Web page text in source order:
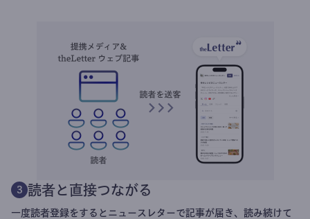
3 読者と直接つながる
一度読者登録をするとニュースレターで記事が届き、読み続けて